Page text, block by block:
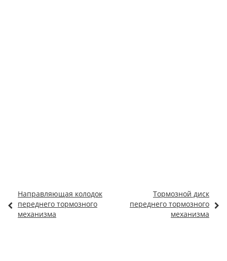
Направляющая колодок
переднего тормозного
механизма
Тормозной диск
переднего тормозного
механизма